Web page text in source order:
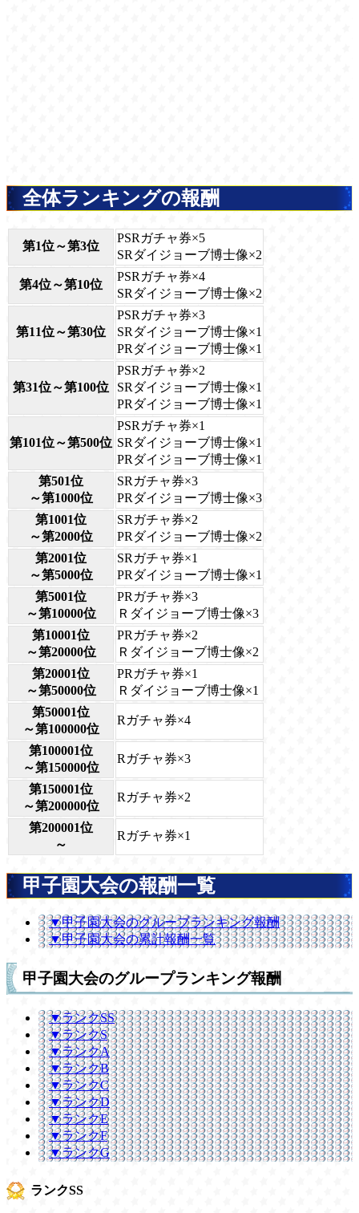
全体ランキングの報酬
第1位～第3位
PSRガチャ券×5
SRダイジョーブ博士像×2
第4位～第10位
PSRガチャ券×4
SRダイジョーブ博士像×2
第11位～第30位
PSRガチャ券×3
SRダイジョーブ博士像×1
PRダイジョーブ博士像×1
第31位～第100位
PSRガチャ券×2
SRダイジョーブ博士像×1
PRダイジョーブ博士像×1
第101位～第500位
PSRガチャ券×1
SRダイジョーブ博士像×1
PRダイジョーブ博士像×1
第501位
～第1000位
SRガチャ券×3
PRダイジョーブ博士像×3
第1001位
～第2000位
SRガチャ券×2
PRダイジョーブ博士像×2
第2001位
～第5000位
SRガチャ券×1
PRダイジョーブ博士像×1
第5001位
～第10000位
PRガチャ券×3
Ｒダイジョーブ博士像×3
第10001位
～第20000位
PRガチャ券×2
Ｒダイジョーブ博士像×2
第20001位
～第50000位
PRガチャ券×1
Ｒダイジョーブ博士像×1
第50001位
～第100000位
Rガチャ券×4
第100001位
～第150000位
Rガチャ券×3
第150001位
～第200000位
Rガチャ券×2
第200001位
～
Rガチャ券×1
甲子園大会の報酬一覧
▼甲子園大会のグループランキング報酬
▼甲子園大会の累計報酬一覧
甲子園大会のグループランキング報酬
▼ランクSS
▼ランクS
▼ランクA
▼ランクB
▼ランクC
▼ランクD
▼ランクE
▼ランクF
▼ランクG
ランクSS